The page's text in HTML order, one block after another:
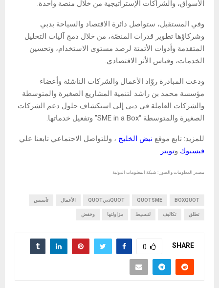
الأسواق، والشراكات الإستراتيجية من خلال منصة واحدة.
وفي المستقبل، ستواصل دائرة الاقتصاد والسياحة بدبي
وشركاؤها تطوير قدرات المنصّة، من خلال دمج آليات التحليل
المتقدمة وأدوات الأتمتة لرصد مستوى الاستخدام، وتحسين
الخدمات، وقياس الأثر الاقتصادي.
ودعت المبادرة روّاد الأعمال والشركات الناشئة وأعضاء
مؤسسة محمد بن راشد لتنمية المشاريع الصغيرة والمتوسطة
والشركات العاملة في دبي إلى استكشاف حلول دعم الشركات
الصغيرة والمتوسطة “SME in a Box” وتفعيل خدماتها.
للمزيد: تابع موقع نبض الخليج ، وللتواصل الاجتماعي تابعنا علي
فيسبوك وتويتر
مصدر المعلومات والصور : شبكة المعلومات الدولية
BOXQUOT
QUOTSME QUOTدبيQUOT الأعمال تأسيس
تطلق تكاليف لتبسيط مزاولتها وخفض
SHARE
0